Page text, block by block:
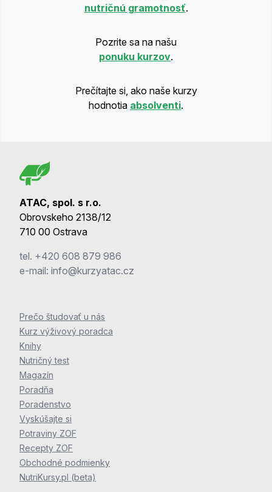
nutričnú gramotnosť.
Pozrite sa na našu
ponuku kurzov.
Prečítajte si, ako naše kurzy
hodnotia absolventi.
ATAC, spol. s r.o.
Obrovskeho 2138/12
710 00 Ostrava
tel. +420 608 879 986
e-mail: info@kurzyatac.cz
Prečo študovať u nás
Kurz výživový poradca
Knihy
Nutričný test
Magazín
Poradňa
Poradenstvo
Vyskúšajte si
Potraviny ZOF
Recepty ZOF
Obchodné podmienky
NutriKursy.pl (beta)